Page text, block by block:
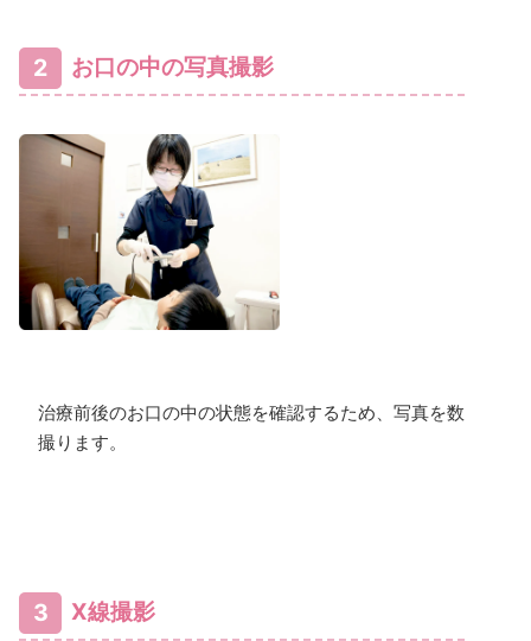
2 お口の中の写真撮影
治療前後のお口の中の状態を確認するため、写真を数枚
撮ります。
3 X線撮影